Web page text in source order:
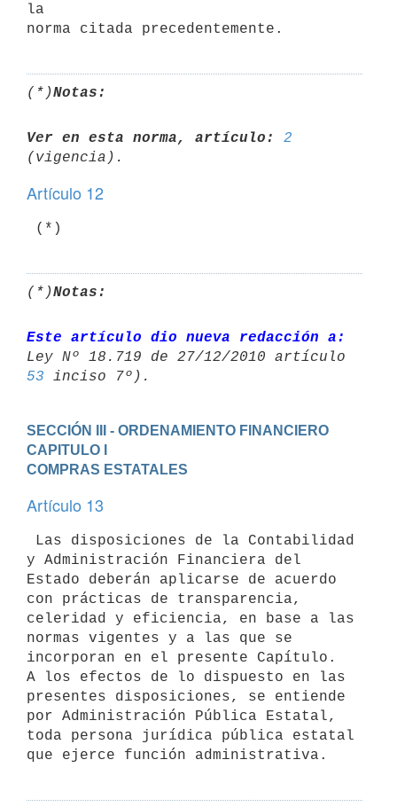
la
(*)Notas:
Ver en esta norma, artículo:
2
Artículo 12
(*)
(*)Notas:
Este artículo dio nueva redacción a:
53
SECCIÓN III - ORDENAMIENTO FINANCIERO
CAPITULO I
COMPRAS ESTATALES
Artículo 13
Las disposiciones de la Contabilidad
y Administración Financiera del
Estado deberán aplicarse de acuerdo
con prácticas de transparencia,
celeridad y eficiencia, en base a las
normas vigentes y a las que se
incorporan en el presente Capítulo.
A los efectos de lo dispuesto en las
presentes disposiciones, se entiende
por Administración Pública Estatal,
toda persona jurídica pública estatal